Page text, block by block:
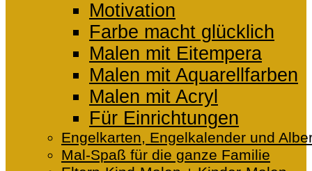
Motivation
Farbe macht glücklich
Malen mit Eitempera
Malen mit Aquarellfarben
Malen mit Acryl
Für Einrichtungen
Engelkarten, Engelkalender und
Mal-Spaß für die ganze Familie